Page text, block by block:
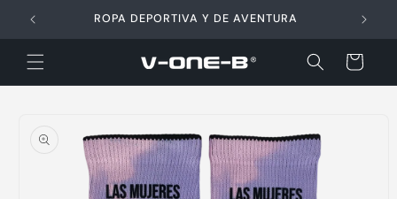
directamente
al contenido
ROPA DEPORTIVA Y DE AVENTURA
Carrito
información
del producto